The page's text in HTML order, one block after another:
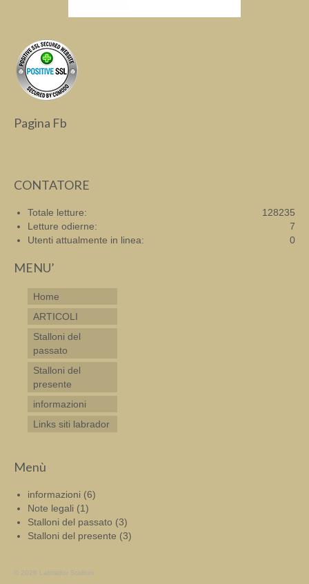
Pagina Fb
CONTATORE
128235
Totale letture:
7
Letture odierne:
0
Utenti attualmente in linea:
MENU’
Home
ARTICOLI
Stalloni del
passato
Stalloni del
presente
informazioni
Links siti labrador
Menù
informazioni (6)
Note legali (1)
Stalloni del passato (3)
Stalloni del presente (3)
© 2026 Labrador Stalloni